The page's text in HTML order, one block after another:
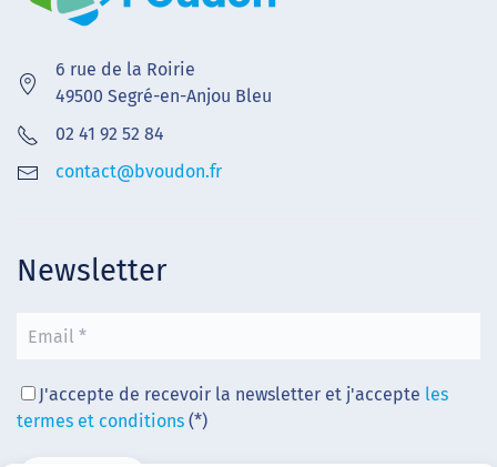
6 rue de la Roirie
49500 Segré-en-Anjou Bleu
02 41 92 52 84
contact@bvoudon.fr
Newsletter
J'accepte de recevoir la newsletter et j'accepte les
termes et conditions (*)